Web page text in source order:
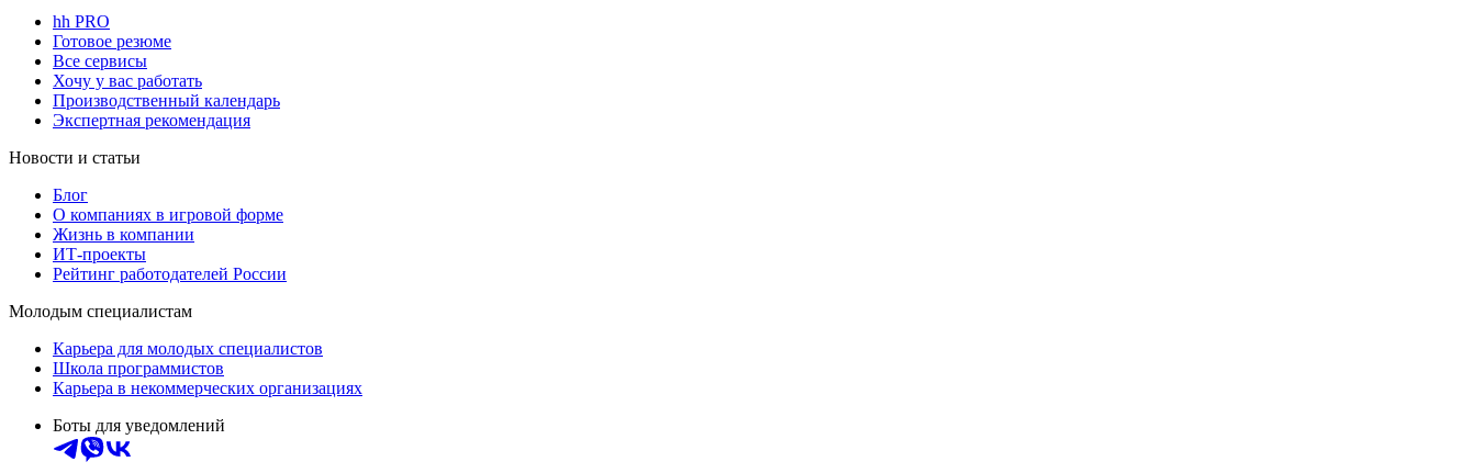
hh PRO
Готовое резюме
Все сервисы
Хочу у вас работать
Производственный календарь
Экспертная рекомендация
Новости и статьи
Блог
О компаниях в игровой форме
Жизнь в компании
ИТ-проекты
Рейтинг работодателей России
Молодым специалистам
Карьера для молодых специалистов
Школа программистов
Карьера в некоммерческих организациях
Боты для уведомлений